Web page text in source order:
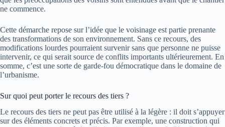
ne commence.
Cette démarche repose sur l’idée que le voisinage est partie prenante
des transformations de son environnement. Sans ce recours, des
modifications lourdes pourraient survenir sans que personne ne puisse
intervenir, ce qui serait source de conflits importants ultérieurement. En
somme, c’est une sorte de garde-fou démocratique dans le domaine de
l’urbanisme.
Sur quoi peut porter le recours des tiers ?
Le recours des tiers ne peut pas être utilisé à la légère : il doit s’appuyer
sur des éléments concrets et précis. Par exemple, une construction qui